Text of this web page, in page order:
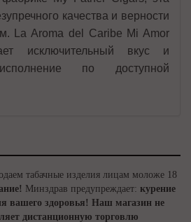
качества и верности
La Aroma del Caribe Mi Amor
исключительный вкус и
по доступной
табачные изделия лицам моложе 18
Минздрав предупреждает: курение
вашего здоровья! Наш магазин не
дистанционную торговлю